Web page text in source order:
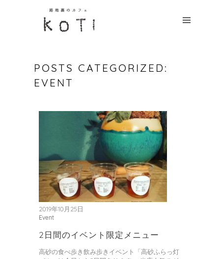
CONCEPT
POSTS CATEGORIZED:
EVENT
2019年10月25日
Event
2日間のイベント限定メニュー
高砂の食べ歩き飲み歩きイベント「高砂ふらっ灯